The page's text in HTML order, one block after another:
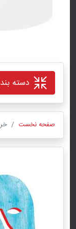
دسته
صفحه نخست